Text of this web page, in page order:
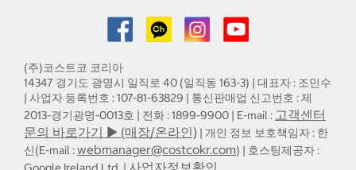
(주)코스트코 코리아
14347 경기도 광명시 일직로 40 (일직동 163-3) | 대표자 : 조민수
| 사업자 등록번호 : 107-81-63829 | 통신판매업 신고번호 : 제
2013-경기광명-0013호 | 전화 : 1899-9900 | E-mail : 고객센터
문의 바로가기 ▶ (매장/온라인) | 개인 정보 보호책임자 : 한
신(E-mail :webmanager@costcokr.com) | 호스팅제공자 :
사업자정보확인